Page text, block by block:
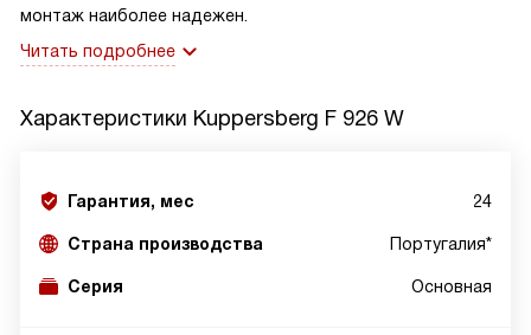
монтаж наиболее надежен.
Читать подробнее
Характеристики Kuppersberg F 926 W
Гарантия, мес 24
Страна производства Португалия*
Серия Основная